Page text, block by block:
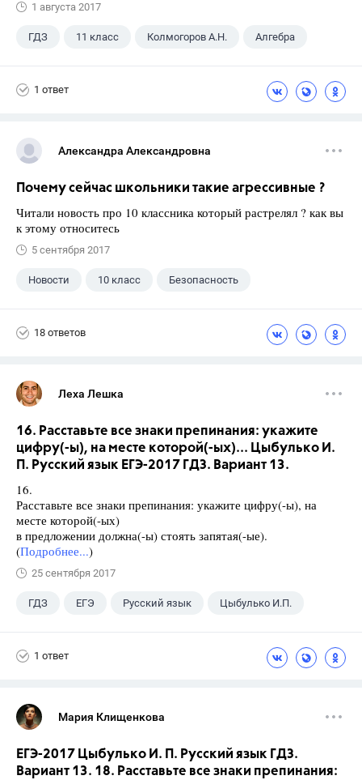
1 августа 2017
ГДЗ 11 класс Колмогоров А.Н. Алгебра
1 ответ
Александра Александровна
Почему сейчас школьники такие агрессивные ?
Читали новость про 10 классника который растрелял ? как вы
к этому относитесь
5 сентября 2017
Новости 10 класс Безопасность
18 ответов
Леха Лешка
16. Расставьте все знаки препинания: укажите
цифру(-ы), на месте которой(-ых)... Цыбулько И.
П. Русский язык ЕГЭ-2017 ГДЗ. Вариант 13.
16.
Расставьте все знаки препинания: укажите цифру(-ы), на
месте которой(-ых)
в предложении должна(-ы) стоять запятая(-ые).
(Подробнее...)
25 сентября 2017
ГДЗ ЕГЭ Русский язык Цыбулько И.П.
1 ответ
Мария Клищенкова
ЕГЭ-2017 Цыбулько И. П. Русский язык ГДЗ.
Вариант 13. 18. Расставьте все знаки препинания: